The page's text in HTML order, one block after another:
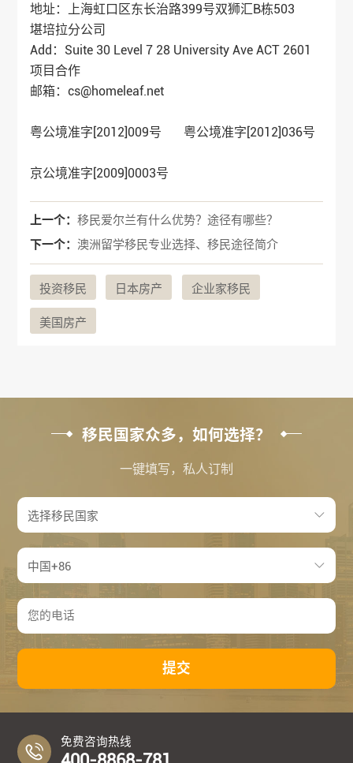
地址：上海虹口区东长治路399号双狮汇B栋503
堪培拉分公司
Add：Suite 30 Level 7 28 University Ave ACT 2601
项目合作
邮箱：cs@homeleaf.net
粤公境准字[2012]009号 粤公境准字[2012]036号
京公境准字[2009]0003号
上一个： 移民爱尔兰有什么优势？途径有哪些？
下一个： 澳洲留学移民专业选择、移民途径简介
投资移民 日本房产 企业家移民
美国房产
移民国家众多，如何选择？
一键填写，私人订制
提交
免费咨询热线